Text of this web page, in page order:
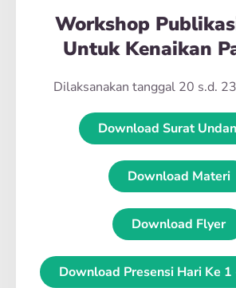
Workshop
Untuk Kenaikan
Dilaksanakan tanggal 20 s.d.
Download Surat
Download Materi
Download Flyer
Download Presensi Hari Ke